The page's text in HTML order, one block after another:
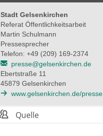
Stadt Gelsenkirchen
Referat Öffentlichkeitsarbeit
Martin Schulmann
Pressesprecher
Telefon: +49 (209) 169-2374
presse@gelsenkirchen.de
Ebertstraße 11
45879 Gelsenkirchen
www.gelsenkirchen.de/presse
Quelle